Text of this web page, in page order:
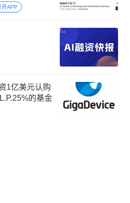
开APP
1亿美元认购
的基金